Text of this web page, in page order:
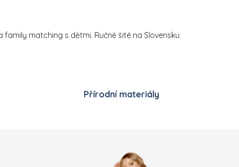
matching s dětmi. Ručně šité na Slovensku.
Přírodní materiály